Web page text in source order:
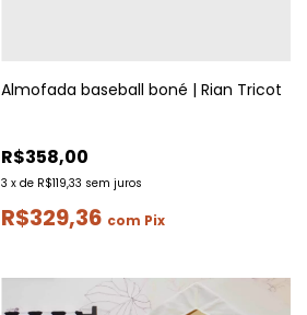
Almofada baseball boné | Rian Tricot
R$358,00
3 x de R$119,33 sem juros
R$329,36 com Pix